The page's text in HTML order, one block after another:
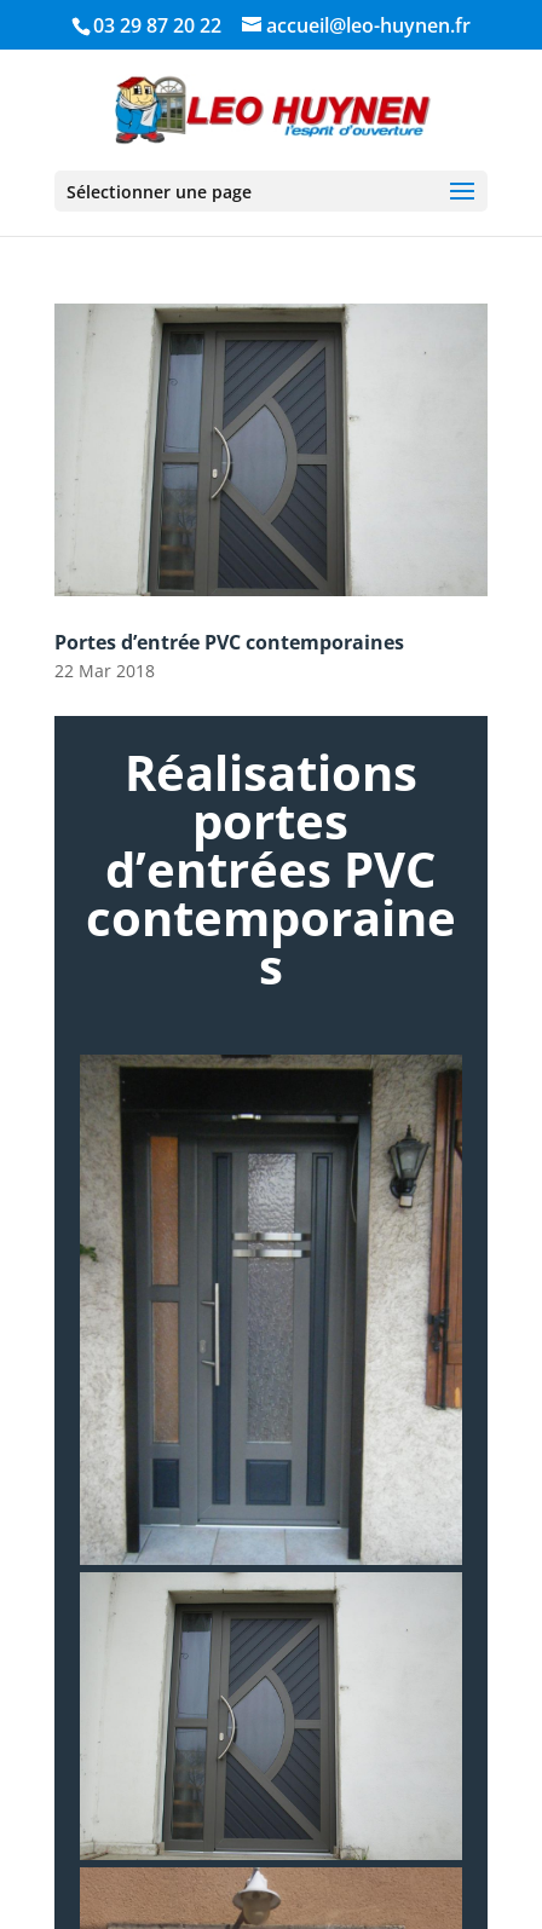
03 29 87 20 22 accueil@leo-huynen.fr
Sélectionner une page
Portes d’entrée PVC contemporaines
22 Mar 2018
Réalisations
portes
d’entrées PVC
contemporaine
s